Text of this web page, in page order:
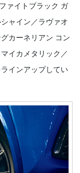
ァイトブラック ガ
ャイン／ラヴァオ
カーネリアン コン
イカメタリック／
インアップしてい